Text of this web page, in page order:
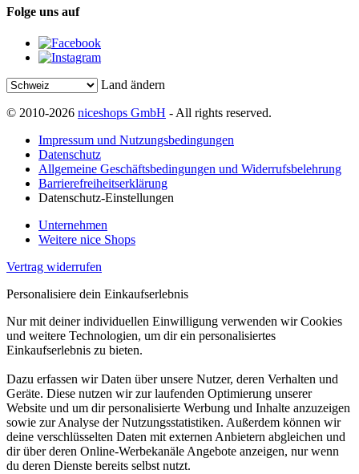
Folge uns auf
Land ändern
© 2010-2026 niceshops GmbH - All rights reserved.
Impressum und Nutzungsbedingungen
Datenschutz
Allgemeine Geschäftsbedingungen und Widerrufsbelehrung
Barrierefreiheitserklärung
Datenschutz-Einstellungen
Unternehmen
Weitere nice Shops
Vertrag widerrufen
Personalisiere dein Einkaufserlebnis
Nur mit deiner individuellen Einwilligung verwenden wir Cookies
und weitere Technologien, um dir ein personalisiertes
Einkaufserlebnis zu bieten.
Dazu erfassen wir Daten über unsere Nutzer, deren Verhalten und
Geräte. Diese nutzen wir zur laufenden Optimierung unserer
Website und um dir personalisierte Werbung und Inhalte anzuzeigen
sowie zur Analyse der Nutzungsstatistiken. Außerdem können wir
deine verschlüsselten Daten mit externen Anbietern abgleichen und
dir über deren Online-Werbekanäle Angebote anzeigen, nur wenn
du deren Dienste bereits selbst nutzt.